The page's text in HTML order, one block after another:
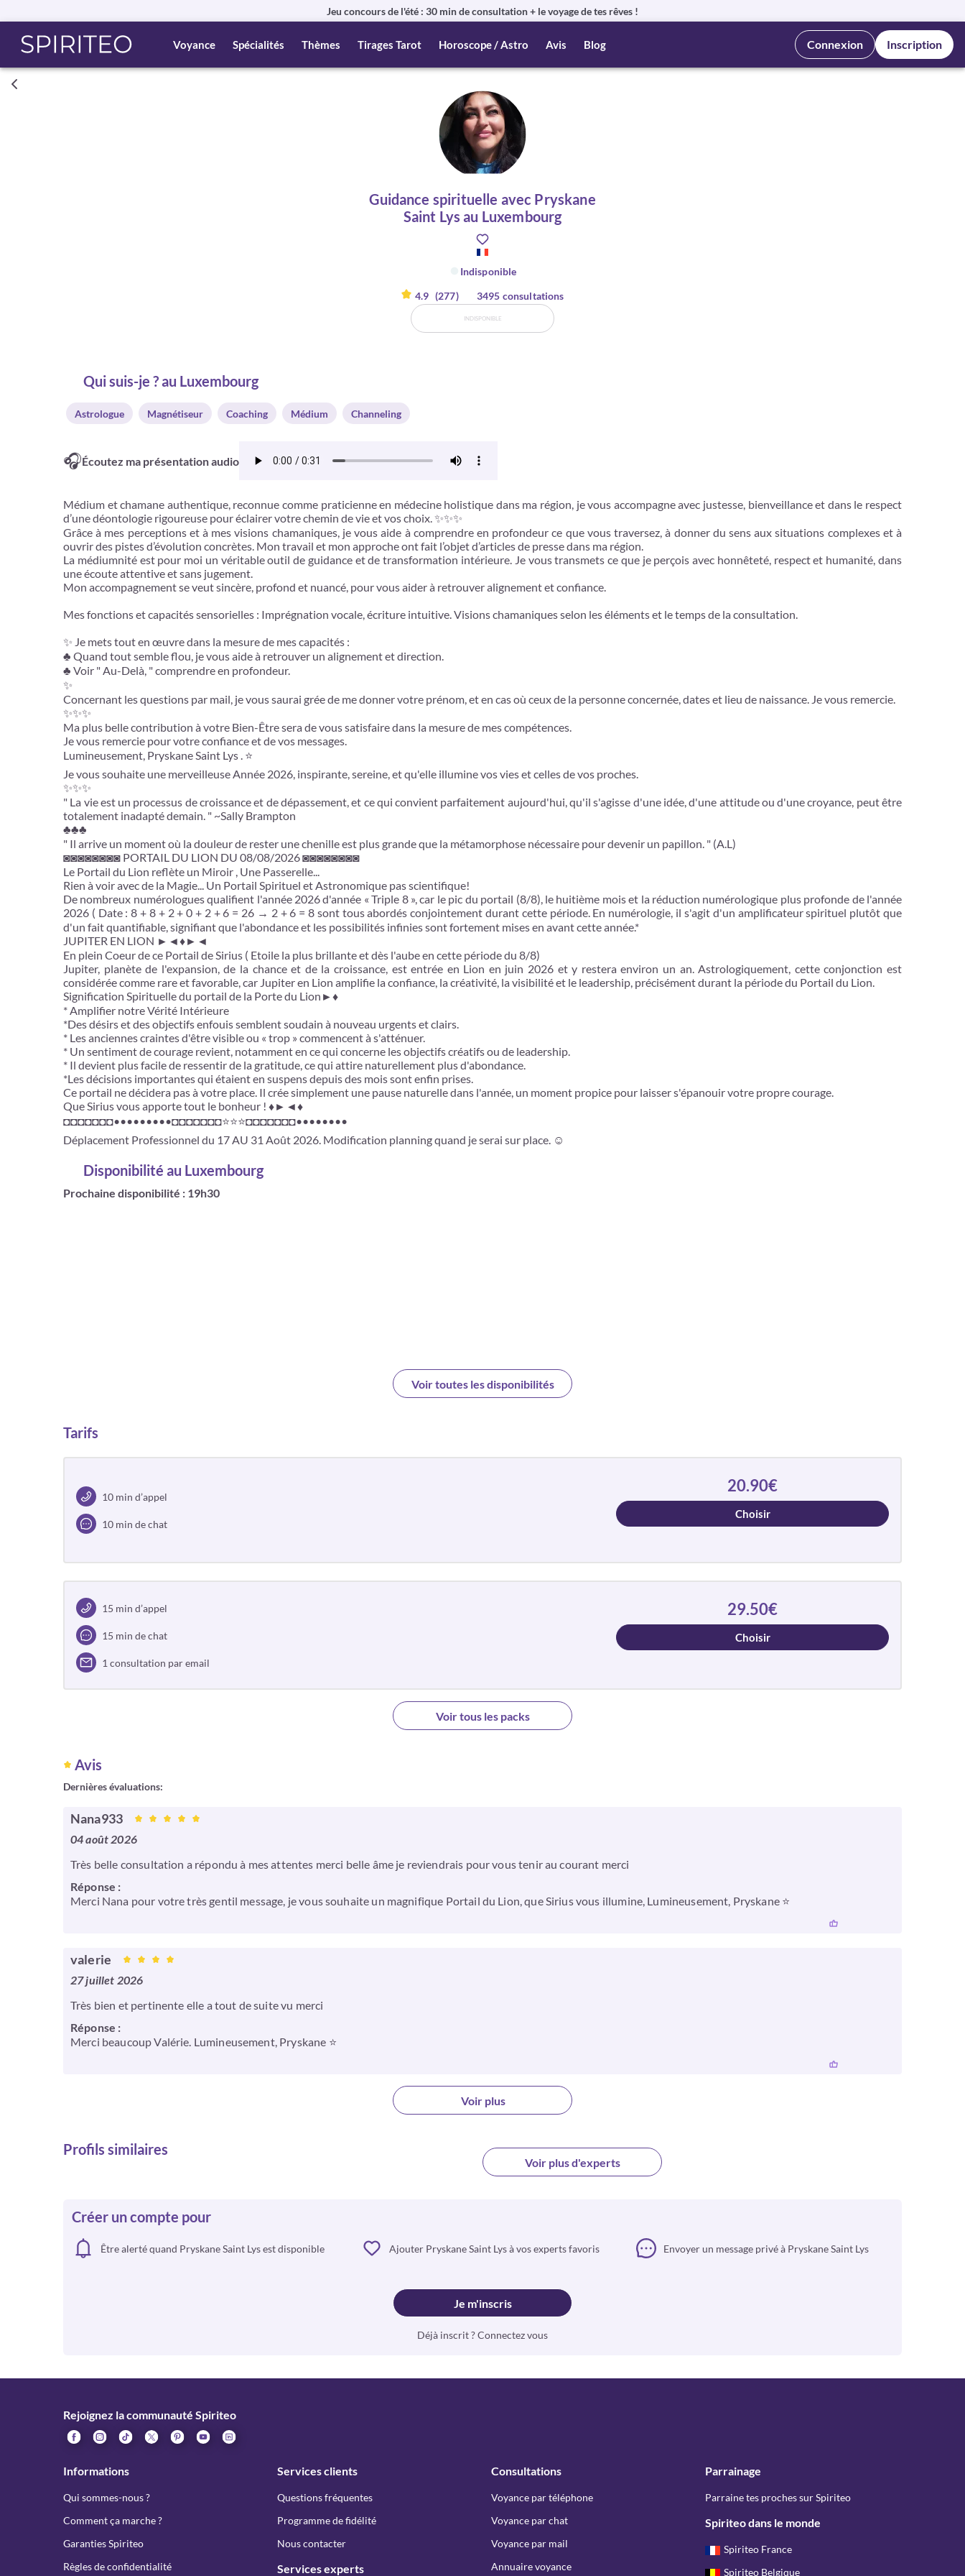
Jeu concours de l'été : 30 min de consultation + le voyage de tes rêves !
Voyance Spécialités Thèmes Tirages Tarot Horoscope / Astro Avis Blog Connexion Inscription
Guidance spirituelle avec Pryskane
Saint Lys au Luxembourg
Indisponible
4.9 (277) 3495 consultations
INDISPONIBLE
Qui suis-je ? au Luxembourg
Astrologue Magnétiseur Coaching Médium Channeling
🎧Écoutez ma présentation audio
Médium et chamane authentique, reconnue comme praticienne en médecine holistique dans ma région, je vous accompagne avec justesse, bienveillance et dans le respect
d’une déontologie rigoureuse pour éclairer votre chemin de vie et vos choix. ✨✨✨
Grâce à mes perceptions et à mes visions chamaniques, je vous aide à comprendre en profondeur ce que vous traversez, à donner du sens aux situations complexes et à
ouvrir des pistes d’évolution concrètes. Mon travail et mon approche ont fait l’objet d’articles de presse dans ma région.
La médiumnité est pour moi un véritable outil de guidance et de transformation intérieure. Je vous transmets ce que je perçois avec honnêteté, respect et humanité, dans
une écoute attentive et sans jugement.
Mon accompagnement se veut sincère, profond et nuancé, pour vous aider à retrouver alignement et confiance.
Mes fonctions et capacités sensorielles : Imprégnation vocale, écriture intuitive. Visions chamaniques selon les éléments et le temps de la consultation.
✨ Je mets tout en œuvre dans la mesure de mes capacités :
♣ Quand tout semble flou, je vous aide à retrouver un alignement et direction.
♣ Voir " Au-Delà, " comprendre en profondeur.
✨
Concernant les questions par mail, je vous saurai grée de me donner votre prénom, et en cas où ceux de la personne concernée, dates et lieu de naissance. Je vous remercie.
✨✨✨
Ma plus belle contribution à votre Bien-Être sera de vous satisfaire dans la mesure de mes compétences.
Je vous remercie pour votre confiance et de vos messages.
Lumineusement, Pryskane Saint Lys . ⭐
Je vous souhaite une merveilleuse Année 2026, inspirante, sereine, et qu'elle illumine vos vies et celles de vos proches.
✨✨✨
" La vie est un processus de croissance et de dépassement, et ce qui convient parfaitement aujourd'hui, qu'il s'agisse d'une idée, d'une attitude ou d'une croyance, peut être
totalement inadapté demain. " ~Sally Brampton
♣♣♣
" Il arrive un moment où la douleur de rester une chenille est plus grande que la métamorphose nécessaire pour devenir un papillon. " (A.L)
◙◙◙◙◙◙◙◙ PORTAIL DU LION DU 08/08/2026 ◙◙◙◙◙◙◙◙
Le Portail du Lion reflète un Miroir , Une Passerelle...
Rien à voir avec de la Magie... Un Portail Spirituel et Astronomique pas scientifique!
De nombreux numérologues qualifient l'année 2026 d'année « Triple 8 », car le pic du portail (8/8), le huitième mois et la réduction numérologique plus profonde de l'année
2026 ( Date : 8 + 8 + 2 + 0 + 2 + 6 = 26 → 2 + 6 = 8 sont tous abordés conjointement durant cette période. En numérologie, il s'agit d'un amplificateur spirituel plutôt que
d'un fait quantifiable, signifiant que l'abondance et les possibilités infinies sont fortement mises en avant cette année.*
JUPITER EN LION ►◄♦►◄
En plein Coeur de ce Portail de Sirius ( Etoile la plus brillante et dès l'aube en cette période du 8/8)
Jupiter, planète de l'expansion, de la chance et de la croissance, est entrée en Lion en juin 2026 et y restera environ un an. Astrologiquement, cette conjonction est
considérée comme rare et favorable, car Jupiter en Lion amplifie la confiance, la créativité, la visibilité et le leadership, précisément durant la période du Portail du Lion.
Signification Spirituelle du portail de la Porte du Lion►♦
* Amplifier notre Vérité Intérieure
*Des désirs et des objectifs enfouis semblent soudain à nouveau urgents et clairs.
* Les anciennes craintes d'être visible ou « trop » commencent à s'atténuer.
* Un sentiment de courage revient, notamment en ce qui concerne les objectifs créatifs ou de leadership.
* Il devient plus facile de ressentir de la gratitude, ce qui attire naturellement plus d'abondance.
*Les décisions importantes qui étaient en suspens depuis des mois sont enfin prises.
Ce portail ne décidera pas à votre place. Il crée simplement une pause naturelle dans l'année, un moment propice pour laisser s'épanouir votre propre courage.
Que Sirius vous apporte tout le bonheur ! ♦►◄♦
◘◘◘◘◘◘◘•••••••••◘◘◘◘◘◘◘⭐⭐⭐◘◘◘◘◘◘◘••••••••
Déplacement Professionnel du 17 AU 31 Août 2026. Modification planning quand je serai sur place. ☺
Disponibilité au Luxembourg
Prochaine disponibilité : 19h30
Voir toutes les disponibilités
Tarifs
10 min d’appel
10 min de chat
20.90€
Choisir
15 min d’appel
15 min de chat
1 consultation par email
29.50€
Choisir
Voir tous les packs
Avis
Dernières évaluations:
Nana933
04 août 2026
Très belle consultation a répondu à mes attentes merci belle âme je reviendrais pour vous tenir au courant merci
Réponse :
Merci Nana pour votre très gentil message, je vous souhaite un magnifique Portail du Lion, que Sirius vous illumine, Lumineusement, Pryskane ⭐
valerie
27 juillet 2026
Très bien et pertinente elle a tout de suite vu merci
Réponse :
Merci beaucoup Valérie. Lumineusement, Pryskane ⭐
Voir plus
Profils similaires
Voir plus d'experts
Créer un compte pour
Être alerté quand Pryskane Saint Lys est disponible Ajouter Pryskane Saint Lys à vos experts favoris Envoyer un message privé à Pryskane Saint Lys
Je m'inscris
Déjà inscrit ? Connectez vous
Rejoignez la communauté Spiriteo
Informations
Qui sommes-nous ?
Comment ça marche ?
Garanties Spiriteo
Règles de confidentialité
Services clients
Questions fréquentes
Programme de fidélité
Nous contacter
Services experts
Consultations
Voyance par téléphone
Voyance par chat
Voyance par mail
Annuaire voyance
Parrainage
Parraine tes proches sur Spiriteo
Spiriteo dans le monde
Spiriteo France
Spiriteo Belgique